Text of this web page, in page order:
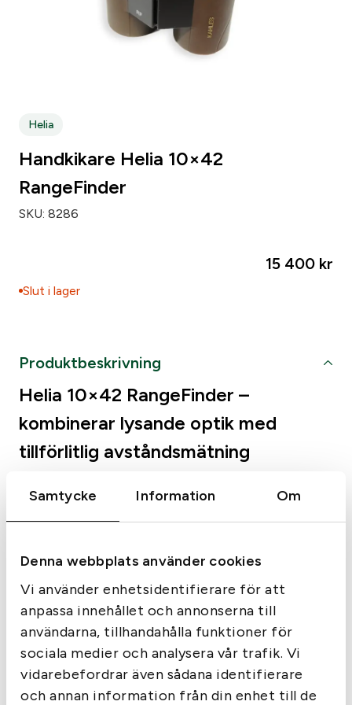
Samtycke Information Om
Denna webbplats använder cookies
Vi använder enhetsidentifierare för att
anpassa innehållet och annonserna till
användarna, tillhandahålla funktioner för
sociala medier och analysera vår trafik. Vi
vidarebefordrar även sådana identifierare
och annan information från din enhet till de
Helia
Handkikare Helia 10×42
RangeFinder
SKU: 8286
15 400 kr
Slut i lager
Produktbeskrivning
Helia 10×42 RangeFinder –
kombinerar lysande optik med
tillförlitlig avståndsmätning
tillförlitlig avståndsmätning upp till 1500 m och
imponerar med sin enkla funktion och funktioner som är
patenterade EAC-funktionen för vinkorrigering. Enkel
compensation). Med ultra-quick scan mode kan du
mäta flera gånger på rörliga mål och med EAC
funktionen kan du även beräkna vinkel kompensation.
Egenskaper:
Enkel och pålitlig mätning upp till 1500m.